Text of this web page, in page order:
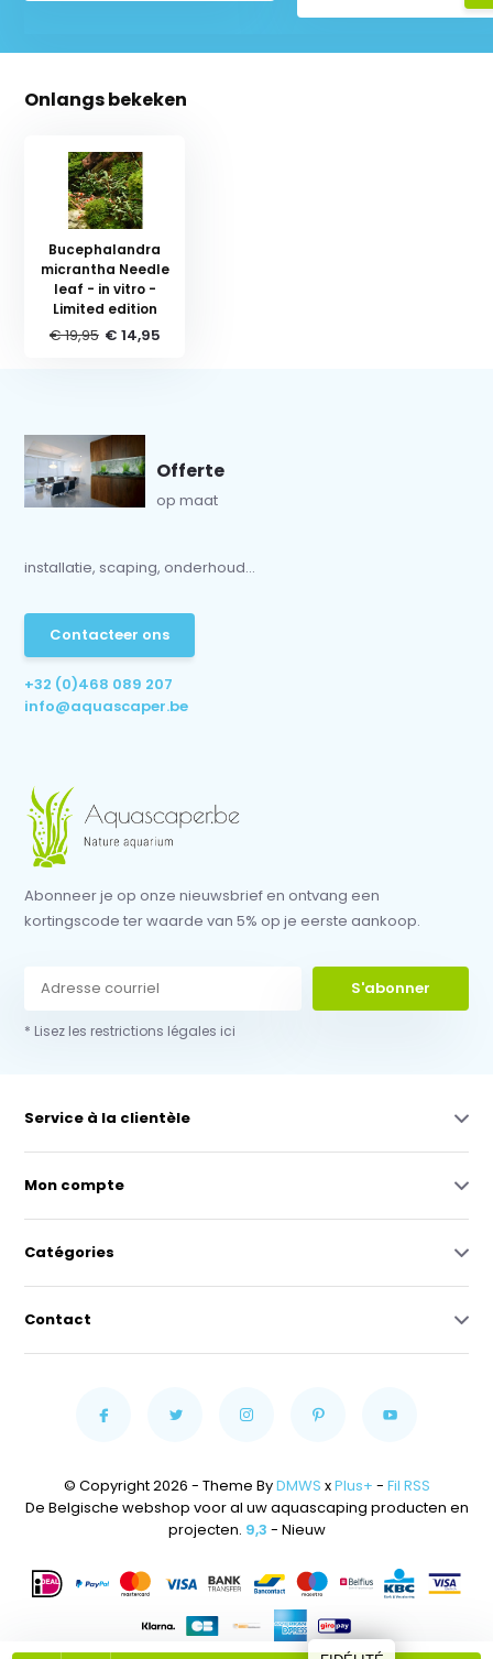
Onlangs bekeken
Bucephalandra
micrantha Needle
leaf - in vitro -
Limited edition
€ 19,95 € 14,95
Offerte
op maat
installatie, scaping, onderhoud...
Contacteer ons
+32 (0)468 089 207
info@aquascaper.be
Abonneer je op onze nieuwsbrief en ontvang een
kortingscode ter waarde van 5% op je eerste aankoop.
S'abonner
* Lisez les restrictions légales ici
Service à la clientèle
Mon compte
Catégories
Contact
© Copyright 2026 - Theme ByDMWS xPlus+ - Fil RSS
De Belgische webshop voor al uw aquascaping producten en
projecten. 9,3 - Nieuw